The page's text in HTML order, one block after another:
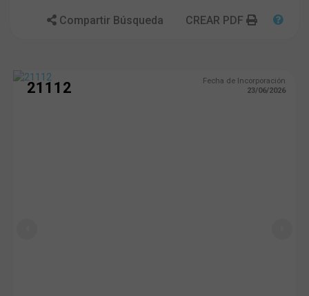
Compartir Búsqueda CREAR PDF
21112
Fecha de Incorporación
23/06/2026